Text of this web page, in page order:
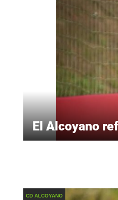
El Alcoyano
CD ALCOYANO